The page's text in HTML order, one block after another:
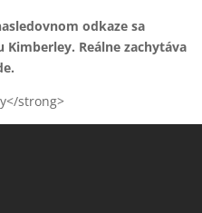
odkaze sa
Kimberley. Reálne zachytáva
strong>